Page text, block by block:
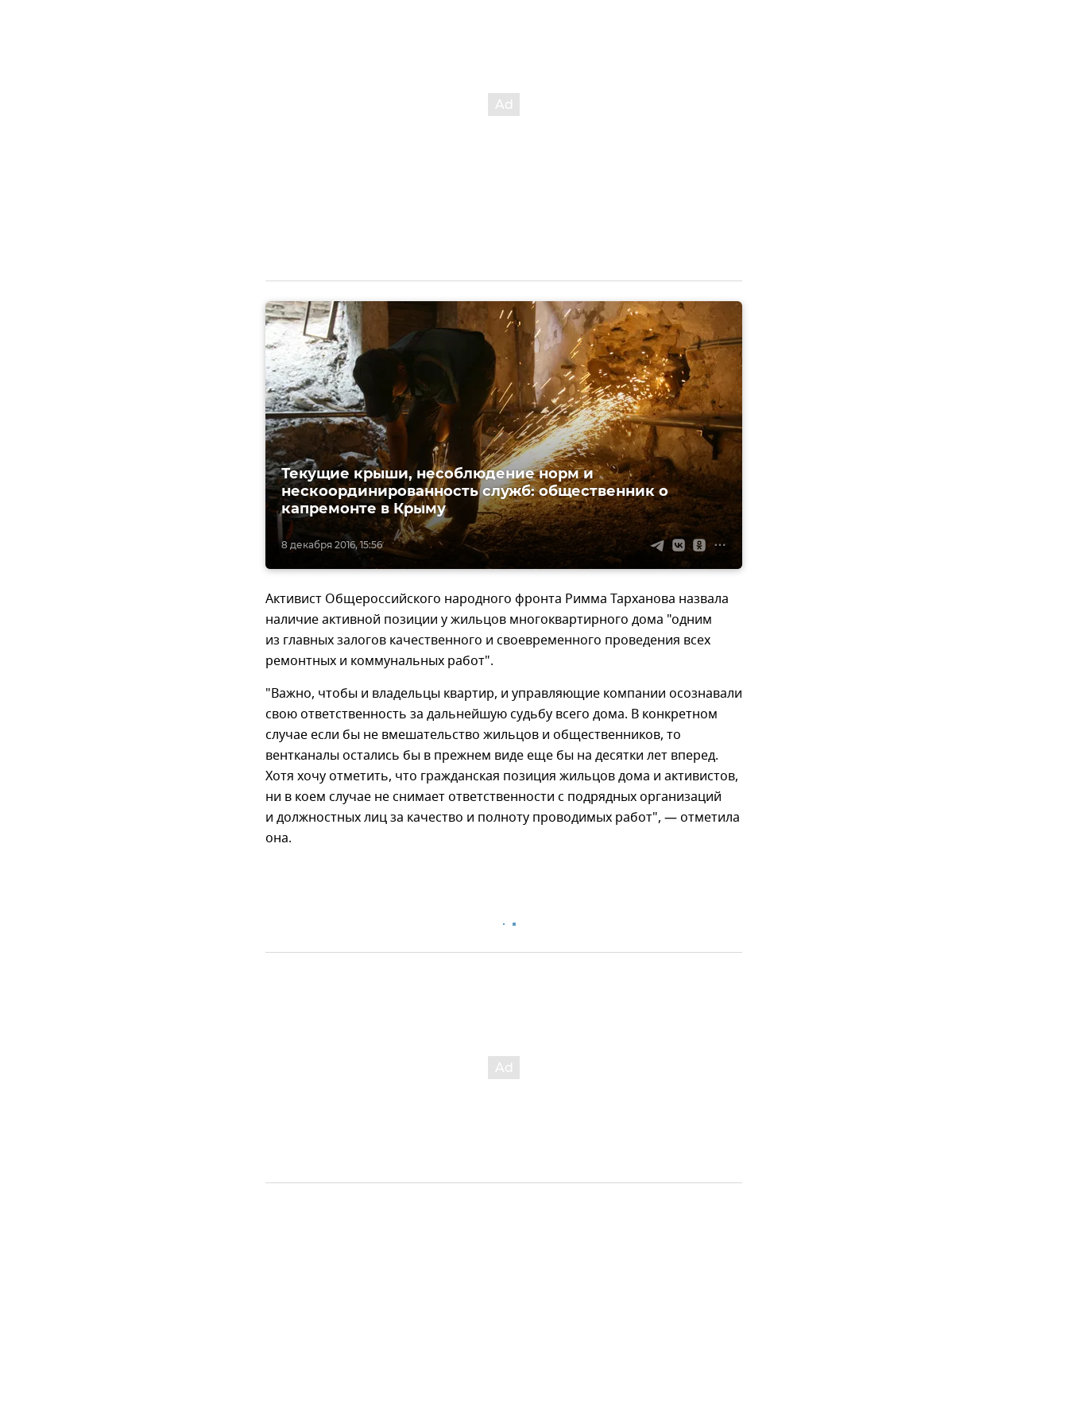
8 декабря 2016, 15:56
Текущие крыши, несоблюдение норм и
нескоординированность служб: общественник о
капремонте в Крыму
Активист Общероссийского народного фронта Римма Тарханова назвала
наличие активной позиции у жильцов многоквартирного дома "одним
из главных залогов качественного и своевременного проведения всех
ремонтных и коммунальных работ".
"Важно, чтобы и владельцы квартир, и управляющие компании осознавали
свою ответственность за дальнейшую судьбу всего дома. В конкретном
случае если бы не вмешательство жильцов и общественников, то
вентканалы остались бы в прежнем виде еще бы на десятки лет вперед.
Хотя хочу отметить, что гражданская позиция жильцов дома и активистов,
ни в коем случае не снимает ответственности с подрядных организаций
и должностных лиц за качество и полноту проводимых работ", — отметила
она.